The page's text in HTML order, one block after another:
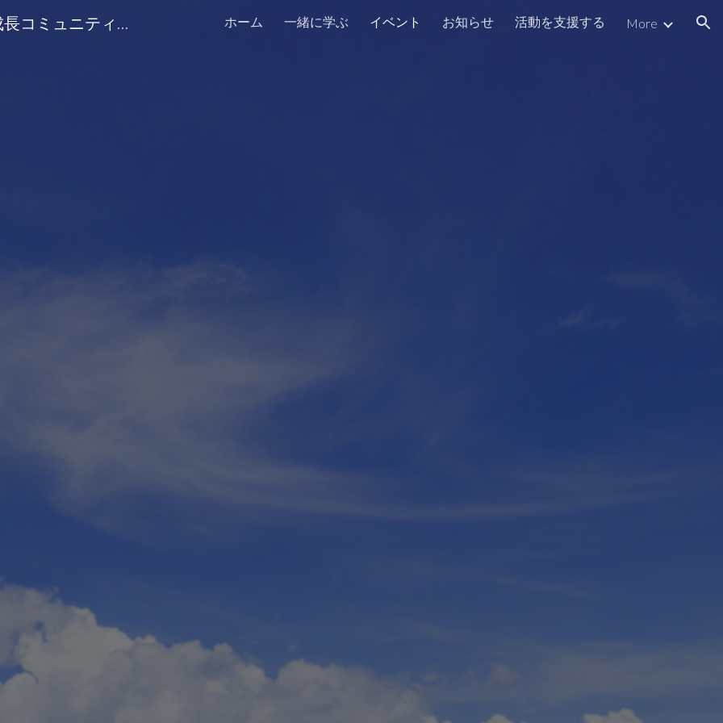
to main content Skip to navigation
沖縄発、エンジニア成長コミュニティ Everyone.Engineer(エブリワンエンジニア) ホーム 一緒に学ぶ イベント お知らせ 活動を支援する More